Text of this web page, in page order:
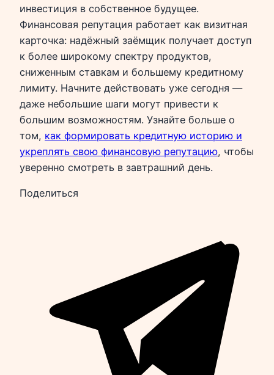
инвестиция в собственное будущее.
Финансовая репутация работает как визитная
карточка: надёжный заёмщик получает доступ
к более широкому спектру продуктов,
сниженным ставкам и большему кредитному
лимиту. Начните действовать уже сегодня —
даже небольшие шаги могут привести к
большим возможностям. Узнайте больше о
том, как формировать кредитную историю и
укреплять свою финансовую репутацию, чтобы
уверенно смотреть в завтрашний день.
Поделиться